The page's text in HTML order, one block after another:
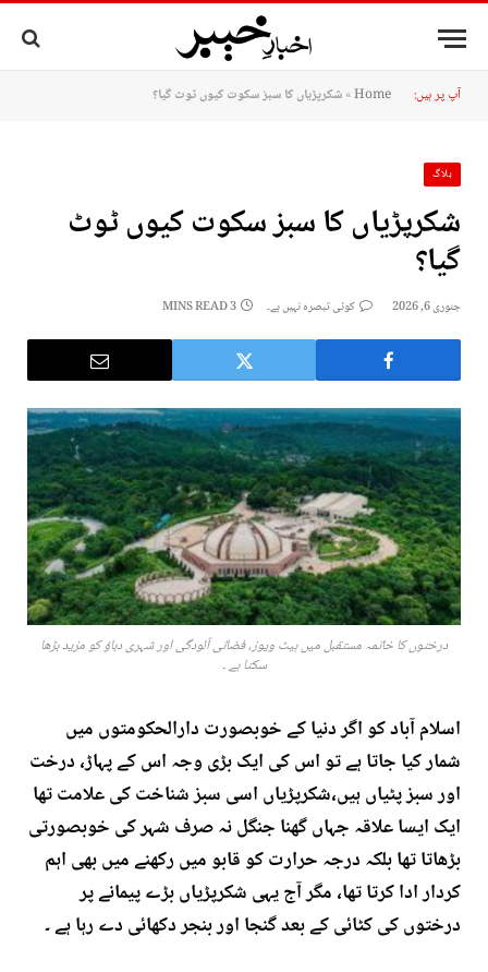
آپ پر ہیں: Home
»شکرپڑیاں کا سبز سکوت کیوں ٹوٹ گیا؟
بلاگ
شکرپڑیاں کا سبز سکوت کیوں ٹوٹ
گیا؟
جنوری 6, 2026 کوئی تبصرہ نہیں ہے۔ 3 MINS READ
درختوں کا خاتمہ مستقبل میں ہیٹ ویوز، فضائی آلودگی اور شہری دباؤ کو مزید بڑھا
سکتا ہے ۔
اسلام آباد کو اگر دنیا کے خوبصورت دارالحکومتوں میں
شمار کیا جاتا ہے تو اس کی ایک بڑی وجہ اس کے پہاڑ، درخت
اور سبز پٹیاں ہیں،شکرپڑیاں اسی سبز شناخت کی علامت تھا
ایک ایسا علاقہ جہاں گھنا جنگل نہ صرف شہر کی خوبصورتی
بڑھاتا تھا بلکہ درجہ حرارت کو قابو میں رکھنے میں بھی اہم
کردار ادا کرتا تھا، مگر آج یہی شکرپڑیاں بڑے پیمانے پر
درختوں کی کٹائی کے بعد گنجا اور بنجر دکھائی دے رہا ہے ۔